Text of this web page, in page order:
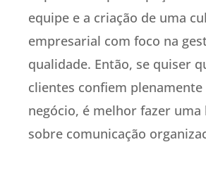
equipe e a criação de uma
empresarial com foco na
qualidade. Então, se quiser
clientes confiem plenamente
negócio, é melhor fazer uma
sobre comunicação